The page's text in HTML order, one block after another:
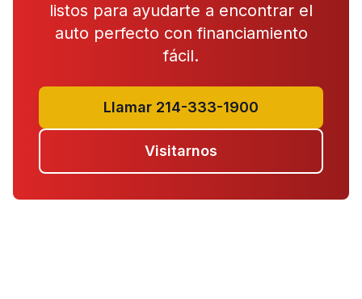
listos para ayudarte a encontrar el
auto perfecto con financiamiento
fácil.
Llamar 214-333-1900
Visitarnos